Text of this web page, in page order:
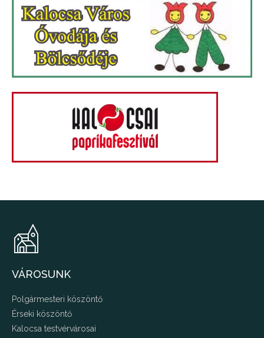
VÁROSUNK
Polgármesteri köszöntő
Érseki köszöntő
Kalocsa testvérvárosai